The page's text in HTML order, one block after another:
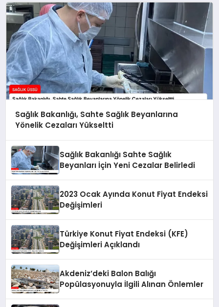
Sağlık Bakanlığı, Sahte Sağlık Beyanlarına
Yönelik Cezaları Yükseltti
Sağlık Bakanlığı Sahte Sağlık
Beyanları İçin Yeni Cezalar Belirledi
2023 Ocak Ayında Konut Fiyat Endeksi
Değişimleri
Türkiye Konut Fiyat Endeksi (KFE)
Değişimleri Açıklandı
Akdeniz’deki Balon Balığı
Popülasyonuyla İlgili Alınan Önlemler